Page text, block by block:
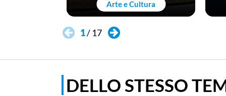
Arte e Cultura
1/ 17
DELLO STESSO